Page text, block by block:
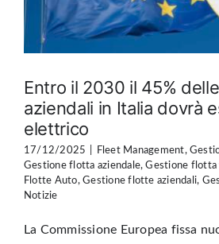
Entro il 2030 il 45%
aziendali in Italia dovrà
elettrico
17/12/2025 Fleet Management,
Gestione flotta aziendale,Gestione flotta
Flotte Auto,Gestione flotte aziendali,
Notizie
La Commissione Europea fissa